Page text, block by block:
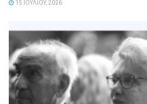
15 ΙΟΥΛΊΟΥ, 2026